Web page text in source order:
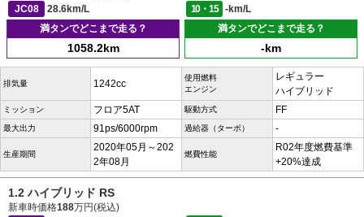
JC08
28.6km/L 10・15
-km/L
満タンでどこまで走る？
1058.2km
満タンでどこまで走る？
-km
排気量 1242cc
使用燃料
エンジン
レギュラー
ハイブリッド
ミッション フロア5AT 駆動方式 FF
最大出力 91ps/6000rpm 過給器（ターボ） -
生産期間
2020年05月～202
2年08月
燃費性能
R02年度燃費基準
+20%達成
1.2 ハイブリッド RS
新車時価格188万円(税込)